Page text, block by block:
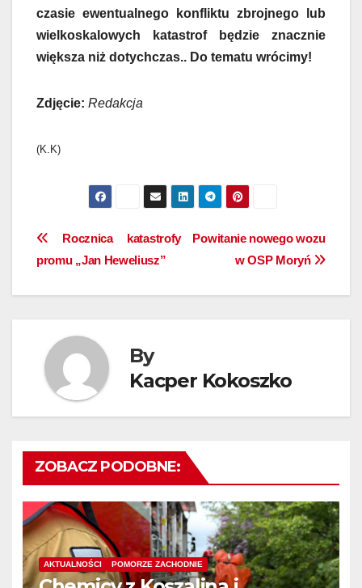
czasie ewentualnego konfliktu zbrojnego lub
wielkoskalowych katastrof będzie znacznie
większa niż dotychczas.. Do tematu wrócimy!
Zdjęcie: Redakcja
(K.K)
Nawigacja
wpisu
Powitanie nowego wozu
w OSP Moryń
Rocznica katastrofy
promu „Jan Heweliusz”
By
Kacper Kokoszko
ZOBACZ PODOBNE:
AKTUALNOŚCI POMORZE ZACHODNIE